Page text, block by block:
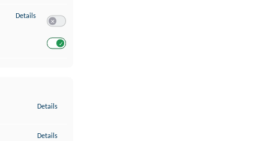
Details zu Entwicklung und Verbesserung der Angebote
Details
Details